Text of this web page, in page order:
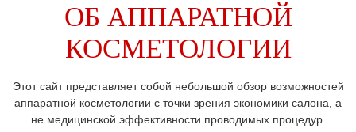
ОБ АППАРАТНОЙ
КОСМЕТОЛОГИИ
Этот сайт представляет собой небольшой обзор возможностей
аппаратной косметологии с точки зрения экономики салона, а
не медицинской эффективности проводимых процедур.